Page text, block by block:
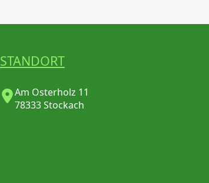
STANDORT
Am Osterholz 11
78333 Stockach